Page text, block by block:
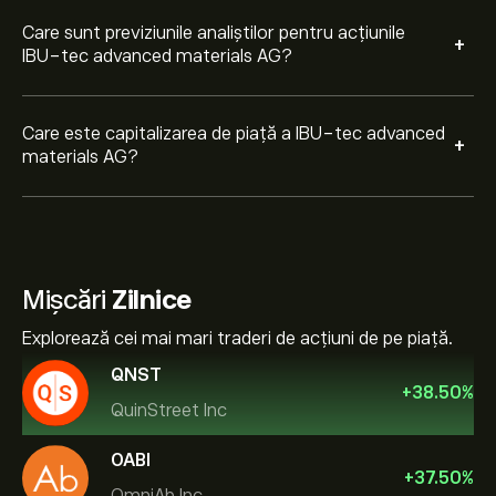
Care sunt previziunile analiștilor pentru acțiunile
IBU-tec advanced materials AG?
+
Care este capitalizarea de piață a IBU-tec advanced
materials AG?
+
Mișcări Zilnice
Explorează cei mai mari traderi de acțiuni de pe piață.
QNST
QuinStreet Inc
+38.50%
OABI
+37.50%